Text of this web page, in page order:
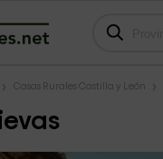
Casas Rurales Castilla y León